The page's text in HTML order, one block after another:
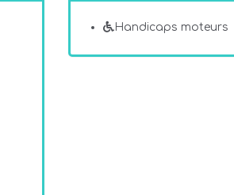
Handicaps moteurs